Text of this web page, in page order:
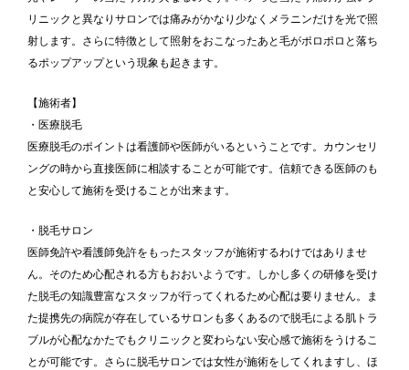
リニックと異なりサロンでは痛みがかなり少なくメラニンだけを光で照
射します。さらに特徴として照射をおこなったあと毛がポロポロと落ち
るポップアップという現象も起きます。
【施術者】
・医療脱毛
医療脱毛のポイントは看護師や医師がいるということです。カウンセリ
ングの時から直接医師に相談することが可能です。信頼できる医師のも
と安心して施術を受けることが出来ます。
・脱毛サロン
医師免許や看護師免許をもったスタッフが施術するわけではありませ
ん。そのため心配される方もおおいようです。しかし多くの研修を受け
た脱毛の知識豊富なスタッフが行ってくれるため心配は要りません。ま
た提携先の病院が存在しているサロンも多くあるので脱毛による肌トラ
ブルが心配なかたでもクリニックと変わらない安心感で施術をうけるこ
とが可能です。さらに脱毛サロンでは女性が施術をしてくれますし、ほ